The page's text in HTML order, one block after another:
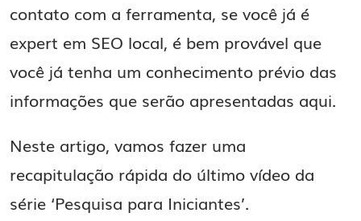
contato com a ferramenta, se você já é
expert em SEO local, é bem provável que
você já tenha um conhecimento prévio das
informações que serão apresentadas aqui.
Neste artigo, vamos fazer uma
recapitulação rápida do último vídeo da
série ‘Pesquisa para Iniciantes’.